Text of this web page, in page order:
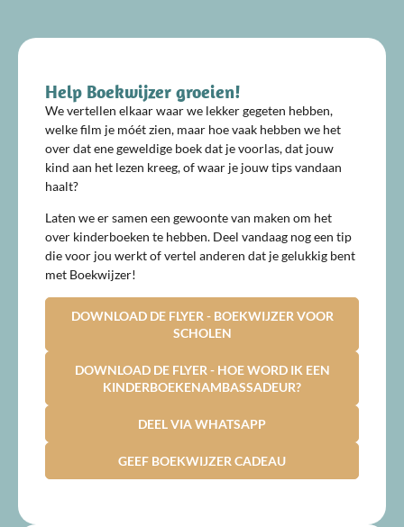
Help Boekwijzer groeien!
We vertellen elkaar waar we lekker gegeten hebben,
welke film je móét zien, maar hoe vaak hebben we het
over dat ene geweldige boek dat je voorlas, dat jouw
kind aan het lezen kreeg, of waar je jouw tips vandaan
haalt?
Laten we er samen een gewoonte van maken om het
over kinderboeken te hebben. Deel vandaag nog een tip
die voor jou werkt of vertel anderen dat je gelukkig bent
met Boekwijzer!
DOWNLOAD DE FLYER - BOEKWIJZER VOOR
SCHOLEN
DOWNLOAD DE FLYER - HOE WORD IK EEN
KINDERBOEKENAMBASSADEUR?
DEEL VIA WHATSAPP
GEEF BOEKWIJZER CADEAU